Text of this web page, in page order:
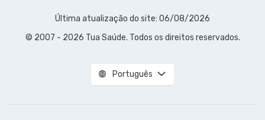
Última atualização do site: 06/08/2026
© 2007 - 2026 Tua Saúde. Todos os direitos reservados.
Português